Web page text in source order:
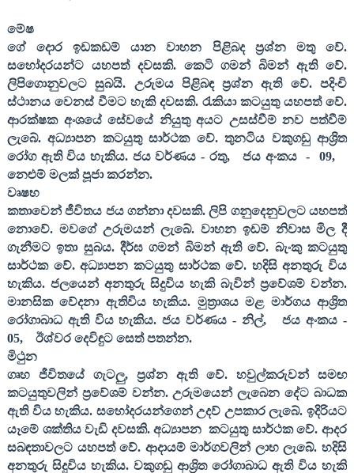
මේෂ
ගේ දොර ඉඩකඩම් යාන වාහන පිළිබද ප්‍රශ්න මතු වේ.
සහෝදරයන්ට යහපත් දවසකි. කෙටි ගමන් බිමන් ඇති වේ.
ලිපිගොනුවලට සුබයි. උරුමය පිළිබඳ ප්‍රශ්න ඇති වේ. පදිංචි
ස්ථානය වෙනස් වීමට හැකි දවසකි. රැකියා කටයුතු යහපත් වේ.
ආරක්ෂක අංශයේ සේවයේ නියුතු අයට උසස්වීම් නව පත්වීම්
ලැබේ. අධ්‍යාපන කටයුතු සාර්ථක වේ. තුනටිය වකුගඩු ආශ්‍රිත
රෝග ඇති විය හැකිය. ජය වර්ණය - රතු, ජය අංකය -
09,
නෙළුම් මලක් පූජා කරන්න.
වෘෂභ
කතාවෙන් ජීවිතය ජය ගන්නා දවසකි. ලිපි ගනුදෙනුවලට යහපත්
නොවේ. මවගේ උරුමයන් ලැබේ. වාහන ඉඩම් නිවාස මිල දී
ගැනීමට ඉතා සුබය. දීර්ඝ ගමන් බිමන් ඇති වේ. බැංකු කටයුතු
සාර්ථක වේ. අධ්‍යාපන කටයුතු සාර්ථක වේ. හදිසි අනතුරු විය
හැකිය. ජලයෙන් අනතුරු සිදුවිය හැකි බැවින් ප්‍රවේශම් වන්න.
මානසික වේදනා ඇතිවිය හැකිය. මුත්‍රාශය මළ මාර්ගය ආශ්‍රිත
රෝගාබාධ ඇති විය හැකිය. ජය වර්ණය - නිල්,
ජය අංකය -
05,
ඊශ්වර දෙවිඳුට සෙත් පතන්න.
මිථුන
ගෘහ ජීවිතයේ ගැටලු, ප්‍රශ්න ඇති වේ. හවුල්කරුවන් සමඟ
කටයුතුවලින් ප්‍රවේශම් වන්න. උරුමයෙන් ලැබෙන දේට බාධක
ඇති විය හැකිය. සහෝදරයන්ගෙන් උදව් උපකාර ලැබේ. ඉදිරියට
යෑමේ ශක්තිය වැඩි දවසකි. අධ්‍යාපන කටයුතු සාර්ථක වේ. ආදර
සබඳතාවලට යහපත් වේ. ආදායම් මාර්ගවලින් ලාභ ලැබේ. හදිසි
අනතුරු සිදුවිය හැකිය. වකුගඩු ආශ්‍රිත රෝගාබාධ ඇති විය හැකි